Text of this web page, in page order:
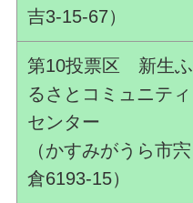
吉3-15-67）
第10投票区 新生ふ
るさとコミュニティ
センター
（かすみがうら市宍
倉6193-15）